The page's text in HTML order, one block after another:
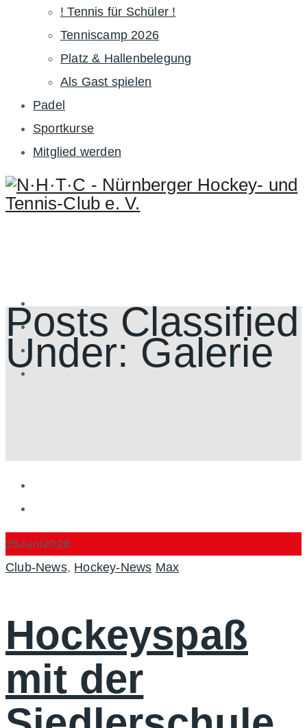
! Tennis für Schüler !
Tenniscamp 2026
Platz & Hallenbelegung
Als Gast spielen
Padel
Sportkurse
Mitglied werden
Posts Classified
Under: Galerie
25Juni2026
Categories
Club-News, Hockey-News Author
Max
Hockeyspaß
mit der